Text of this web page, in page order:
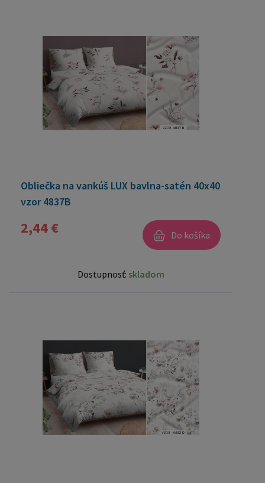
Obliečka na vankúš LUX bavlna-satén 40x40
vzor 4837B
2,44 € Do košíka
Dostupnosť: skladom